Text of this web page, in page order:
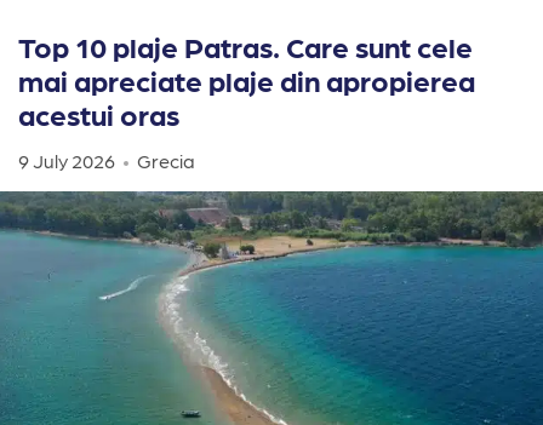
Top 10 plaje Patras. Care sunt cele
mai apreciate plaje din apropierea
acestui oras
9 July 2026 Grecia